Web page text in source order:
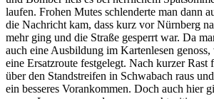
laufen. Frohen Mutes schlenderte man dann
die Nachricht kam, dass kurz vor Nürnberg
mehr ging und die Straße gesperrt war. Da
auch eine Ausbildung im Kartenlesen genoss,
eine Ersatzroute festgelegt. Nach kurzer Rast
über den Standstreifen in Schwabach raus
ein besseres Vorankommen. Doch auch hier